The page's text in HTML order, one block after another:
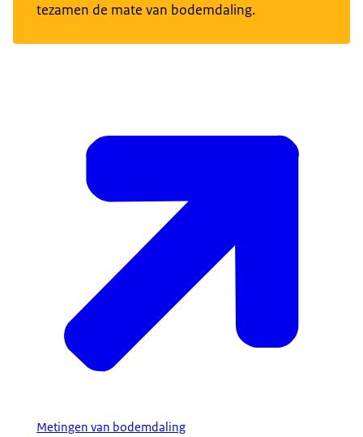
tezamen de mate van bodemdaling.
Metingen van bodemdaling